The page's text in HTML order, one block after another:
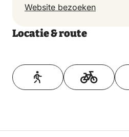
Website bezoeken
Locatie & route
Toon op